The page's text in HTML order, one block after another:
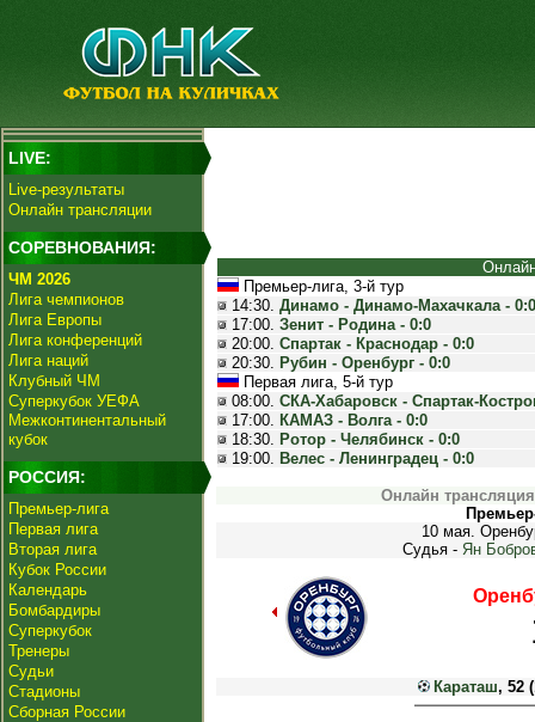
LIVE:
Live-результаты
Онлайн трансляции
СОРЕВНОВАНИЯ:
ЧМ 2026
Лига чемпионов
Лига Европы
Лига конференций
Лига наций
Клубный ЧМ
Суперкубок УЕФА
Межконтинентальный
кубок
РОССИЯ:
Премьер-лига
Первая лига
Вторая лига
Кубок России
Календарь
Бомбардиры
Суперкубок
Тренеры
Судьи
Стадионы
Сборная России
Премьер-лига, 3-й тур
14:30. Динамо - Динамо-Махачкала - 0:0
17:00. Зенит - Родина - 0:0
20:00. Спартак - Краснодар - 0:0
20:30. Рубин - Оренбург - 0:0
Первая лига, 5-й тур
08:00. СКА-Хабаровск - Спартак-
17:00. КАМАЗ - Волга - 0:0
18:30. Ротор - Челябинск - 0:0
19:00. Велес - Ленинградец - 0:0
Онлайн
10 мая.
Судья -Ян
Караташ, 52